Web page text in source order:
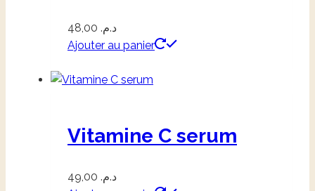
د.م.
Ajouter au panier
Vitamine C serum
د.م.